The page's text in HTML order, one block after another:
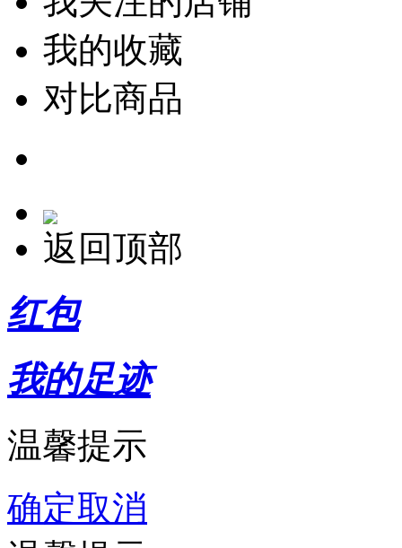
我的收藏
对比商品
返回顶部
红包
我的足迹
温馨提示
确定取消